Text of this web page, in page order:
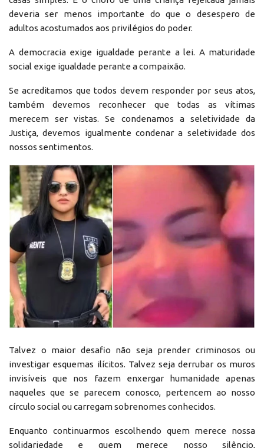
deveria ser menos importante do que o desespero de
adultos acostumados aos privilégios do poder.
A democracia exige igualdade perante a lei. A maturidade
social exige igualdade perante a compaixão.
Se acreditamos que todos devem responder por seus atos,
também devemos reconhecer que todas as vítimas
merecem ser vistas. Se condenamos a seletividade da
Justiça, devemos igualmente condenar a seletividade dos
nossos sentimentos.
Talvez o maior desafio não seja prender criminosos ou
investigar esquemas ilícitos. Talvez seja derrubar os muros
invisíveis que nos fazem enxergar humanidade apenas
naqueles que se parecem conosco, pertencem ao nosso
círculo social ou carregam sobrenomes conhecidos.
Enquanto continuarmos escolhendo quem merece nossa
solidariedade e quem merece nosso silêncio,